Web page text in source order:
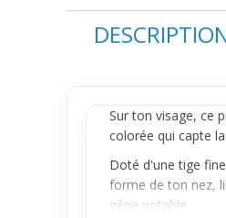
Sur ton visage, ce
colorée qui capte
Doté d'une tige
forme de ton nez,
gêne notable.